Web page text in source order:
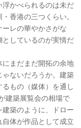
かべられるのは未だ
香港の三つくらい。
レの華やかさがな
しているのが実情だ
まだまだ開拓の余地
ないだろうか。建築
もの（媒体）を通し
建築展覧会の相場で
築のように、ドロー
体が作品として成立